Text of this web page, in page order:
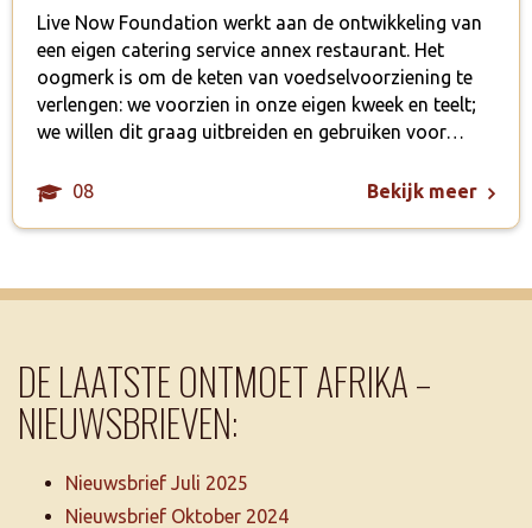
Live Now Foundation werkt aan de ontwikkeling van
een eigen catering service annex restaurant. Het
oogmerk is om de keten van voedselvoorziening te
verlengen: we voorzien in onze eigen kweek en teelt;
we willen dit graag uitbreiden en gebruiken voor…
08 Bekijk meer
DE LAATSTE ONTMOET AFRIKA –
NIEUWSBRIEVEN:
Nieuwsbrief Juli 2025
Nieuwsbrief Oktober 2024